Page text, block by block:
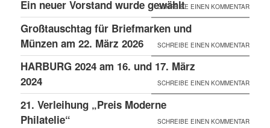
Ein neuer Vorstand wurde gewähltSCHREIBE EINEN KOMMENTAR
Großtauschtag für Briefmarken und
Münzen am 22. März 2026
SCHREIBE EINEN KOMMENTAR
HARBURG 2024 am 16. und 17. März
2024
SCHREIBE EINEN KOMMENTAR
21. Verleihung „Preis Moderne
Philatelie“
SCHREIBE EINEN KOMMENTAR